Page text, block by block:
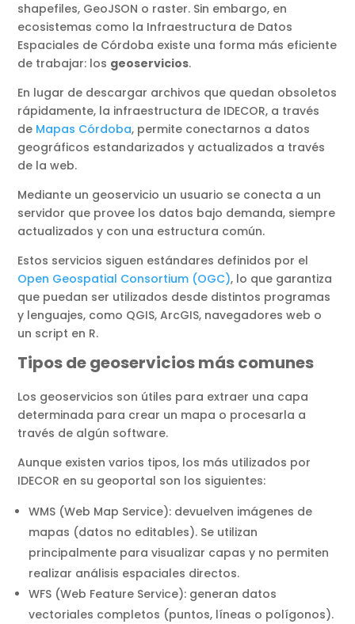
shapefiles, GeoJSON o raster. Sin embargo, en
ecosistemas como la Infraestructura de Datos
Espaciales de Córdoba existe una forma más eficiente
de trabajar: los geoservicios.
En lugar de descargar archivos que quedan obsoletos
rápidamente, la infraestructura de IDECOR, a través
de Mapas Córdoba, permite conectarnos a datos
geográficos estandarizados y actualizados a través
de la web.
Mediante un geoservicio un usuario se conecta a un
servidor que provee los datos bajo demanda, siempre
actualizados y con una estructura común.
Estos servicios siguen estándares definidos por el
Open Geospatial Consortium (OGC), lo que garantiza
que puedan ser utilizados desde distintos programas
y lenguajes, como QGIS, ArcGIS, navegadores web o
un script en R.
Tipos de geoservicios más comunes
Los geoservicios son útiles para extraer una capa
determinada para crear un mapa o procesarla a
través de algún software.
Aunque existen varios tipos, los más utilizados por
IDECOR en su geoportal son los siguientes:
WMS (Web Map Service): devuelven imágenes de
mapas (datos no editables). Se utilizan
principalmente para visualizar capas y no permiten
realizar análisis espaciales directos.
WFS (Web Feature Service): generan datos
vectoriales completos (puntos, líneas o polígonos).